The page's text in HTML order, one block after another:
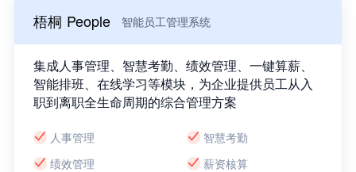
梧桐 People 智能员工管理系统
集成人事管理、智慧考勤、绩效管理、一键算薪、
智能排班、在线学习等模块，为企业提供员工从入
职到离职全生命周期的综合管理方案
人事管理
智慧考勤
绩效管理
薪资核算